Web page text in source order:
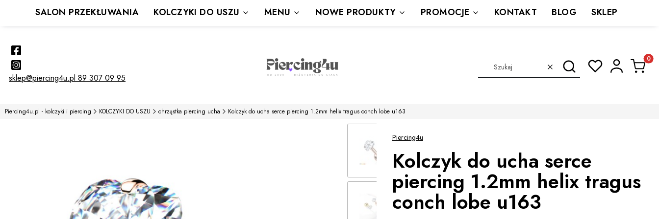
Wysyłka Gratis powyżej 80 zł
sklep@piercing4u.pl 89 307 09 95
WyczyśćSzukaj
SALON PRZEKŁUWANIA KOLCZYKI DO USZU MENU NOWE PRODUKTY PROMOCJE KONTAKT BLOG SKLEP
Piercing4u.pl - kolczyki i piercing KOLCZYKI DO USZU chrząstka piercing ucha Kolczyk do ucha serce piercing 1.2mm helix tragus conch lobe u163
Piercing4u
Kolczyk do ucha serce
piercing 1.2mm helix tragus
conch lobe u163